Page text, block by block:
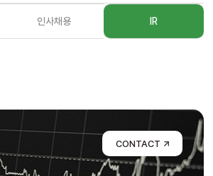
인사채용 IR
CONTACT